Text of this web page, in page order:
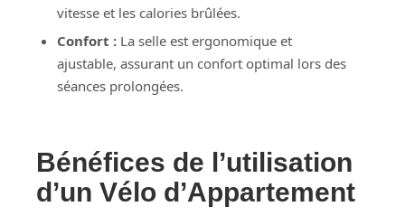
vitesse et les calories brûlées.
Confort :La selle est ergonomique et
ajustable, assurant un confort optimal lors des
séances prolongées.
Bénéfices de l’utilisation
d’un Vélo d’Appartement